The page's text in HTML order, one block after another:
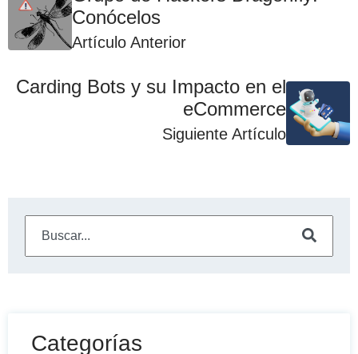
Conócelos
Artículo Anterior
Carding Bots y su Impacto en el
eCommerce
Siguiente Artículo
Categorías